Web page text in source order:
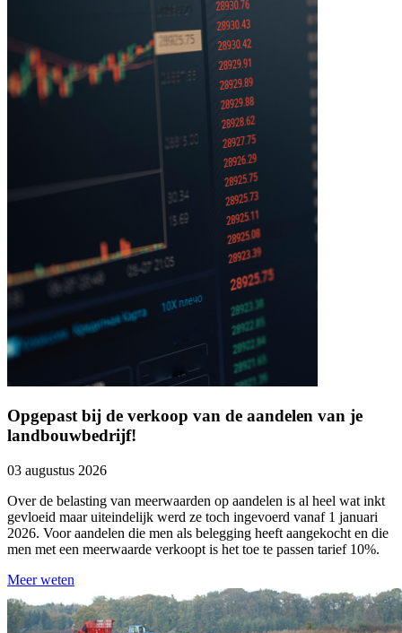
Opgepast bij de verkoop van de aandelen van je
landbouwbedrijf!
03 augustus 2026
Over de belasting van meerwaarden op aandelen is al heel wat inkt
gevloeid maar uiteindelijk werd ze toch ingevoerd vanaf 1 januari
2026. Voor aandelen die men als belegging heeft aangekocht en die
men met een meerwaarde verkoopt is het toe te passen tarief 10%.
Meer weten